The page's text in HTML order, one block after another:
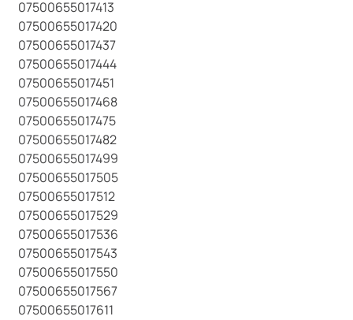
07500655017413
07500655017420
07500655017437
07500655017444
07500655017451
07500655017468
07500655017475
07500655017482
07500655017499
07500655017505
07500655017512
07500655017529
07500655017536
07500655017543
07500655017550
07500655017567
07500655017611